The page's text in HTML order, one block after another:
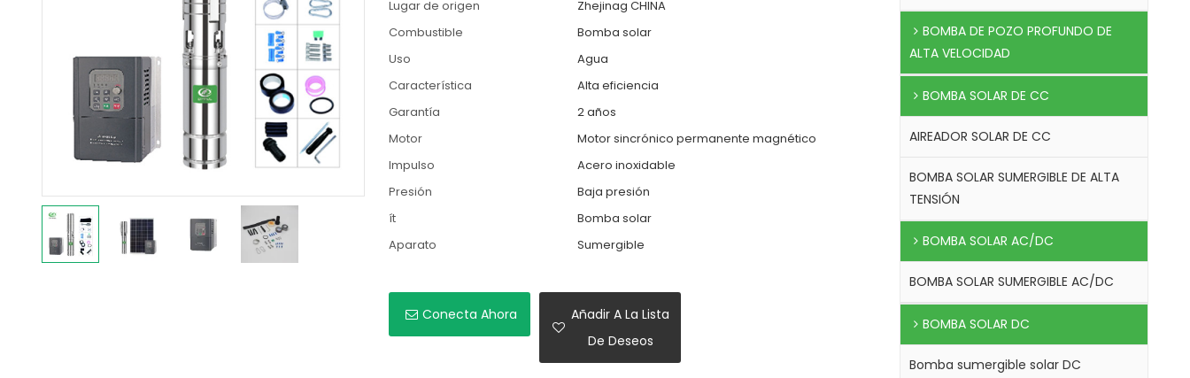
Lugar de origen
Zhejinag CHINA
Combustible
Bomba solar
Uso
Agua
Característica
Alta eficiencia
Garantía
2 años
Motor
Motor sincrónico permanente magnético
Impulso
Acero inoxidable
Presión
Baja presión
ít
Bomba solar
Aparato
Sumergible
Conecta Ahora
Añadir A La Lista
De Deseos
BOMBA DE POZO PROFUNDO DE
ALTA VELOCIDAD
BOMBA SOLAR DE CC
AIREADOR SOLAR DE CC
BOMBA SOLAR SUMERGIBLE DE ALTA
TENSIÓN
BOMBA SOLAR AC/DC
BOMBA SOLAR SUMERGIBLE AC/DC
BOMBA SOLAR DC
Bomba sumergible solar DC